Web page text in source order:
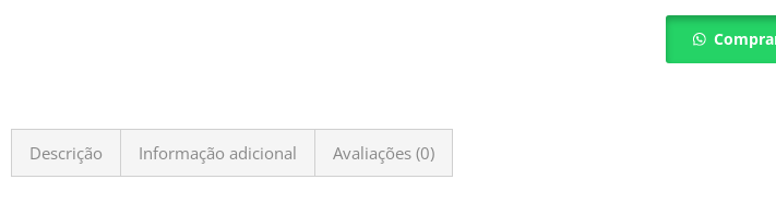
Descrição Informação adicional Avaliações (0)